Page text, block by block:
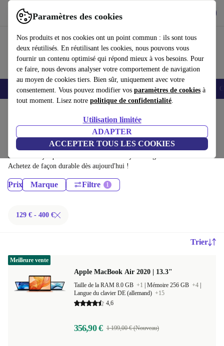
Paramètres des cookies
Nos produits et nos cookies ont un point commun : ils sont tous
deux réutilisés. En réutilisant les cookies, nous pouvons vous
fournir un contenu optimisé qui répond mieux à vos besoins. Pour
ce faire, nous devons analyser votre comportement de navigation
au moyen de cookies tiers. Bien sûr, uniquement avec votre
consentement. Vous pouvez modifier vos paramètres de cookies à
tout moment. Lisez notre politique de confidentialité.
Utilisation limitée
ADAPTER
ACCEPTER TOUS LES COOKIES
Utilisez refurbed rapidement et facilement
Smartphones Laptops Tablettes Montres connectées Accessoires
Ordinateurs portables:
Ordinateurs portables certifiés reconditionnés à moins de 400€ –
économisez jusqu'à 40 %. Retours sous 30 jours et garantie de 12 mois.
Achetez de façon durable dès aujourd'hui !
Prix Marque Filtre
129 € - 400 €
Trier
Apple MacBook Air 2020 | 13.3"
Taille de la RAM 8.0 GB +1 Mémoire 256 GB +4
Langue du clavier DE (allemand) +15
4,6
356,90 € 1 199,00 € (Nouveau)
Meilleure vente